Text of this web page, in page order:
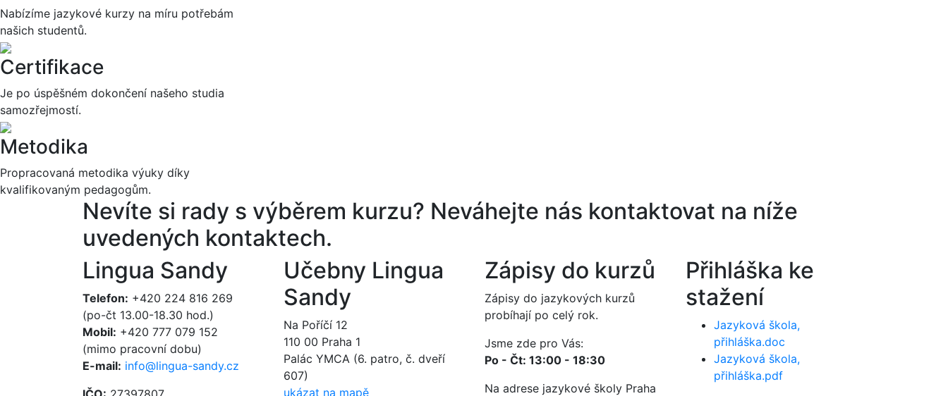
Nabízíme jazykové kurzy na míru potřebám
našich studentů.
Certifikace
Je po úspěšném dokončení našeho studia
samozřejmostí.
Metodika
Propracovaná metodika výuky díky
kvalifikovaným pedagogům.
Nevíte si rady s výběrem kurzu? Neváhejte nás kontaktovat na níže
uvedených kontaktech.
Lingua Sandy
Telefon: +420 224 816 269
(po-čt 13.00-18.30 hod.)
Mobil: +420 777 079 152
(mimo pracovní dobu)
E-mail: info@lingua-sandy.cz
Učebny Lingua
Sandy
Na Poříčí 12
110 00 Praha 1
Palác YMCA (6. patro, č. dveří
607)
ukázat na mapě
Zápisy do kurzů
Zápisy do jazykových kurzů
probíhají po celý rok.
Jsme zde pro Vás:
Po - Čt: 13:00 - 18:30
Na adrese jazykové školy Praha
Přihláška ke
stažení
Jazyková škola,
přihláška.doc
Jazyková škola,
přihláška.pdf